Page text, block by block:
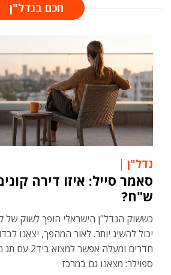
חכם בנדל"ן
נדל"ן
ש"ח?
כששוק הנדל"ן הישראלי הופך לשוק של
ספוילר: מצאנו גם במרכז